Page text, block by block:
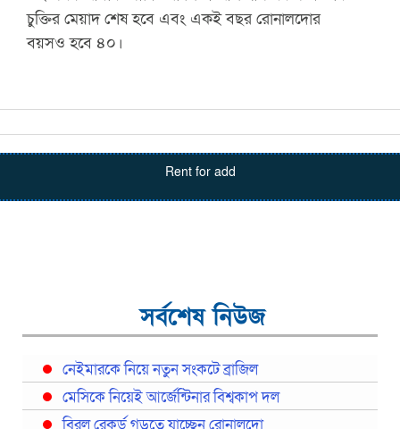
চুক্তির মেয়াদ শেষ হবে এবং একই বছর রোনালদোর
বয়সও হবে ৪০।
Rent for add
সর্বশেষ নিউজ
নেইমারকে নিয়ে নতুন সংকটে ব্রাজিল
মেসিকে নিয়েই আর্জেন্টিনার বিশ্বকাপ দল